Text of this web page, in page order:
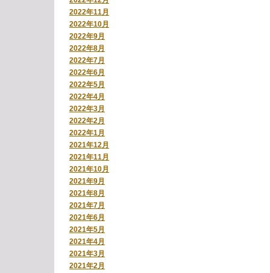
2022年11月
2022年10月
2022年9月
2022年8月
2022年7月
2022年6月
2022年5月
2022年4月
2022年3月
2022年2月
2022年1月
2021年12月
2021年11月
2021年10月
2021年9月
2021年8月
2021年7月
2021年6月
2021年5月
2021年4月
2021年3月
2021年2月